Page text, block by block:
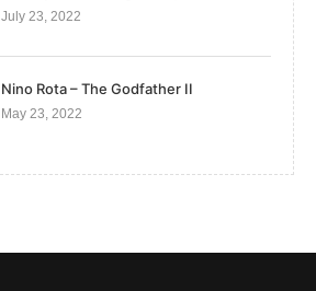
July 23, 2022
Nino Rota – The Godfather II
May 23, 2022